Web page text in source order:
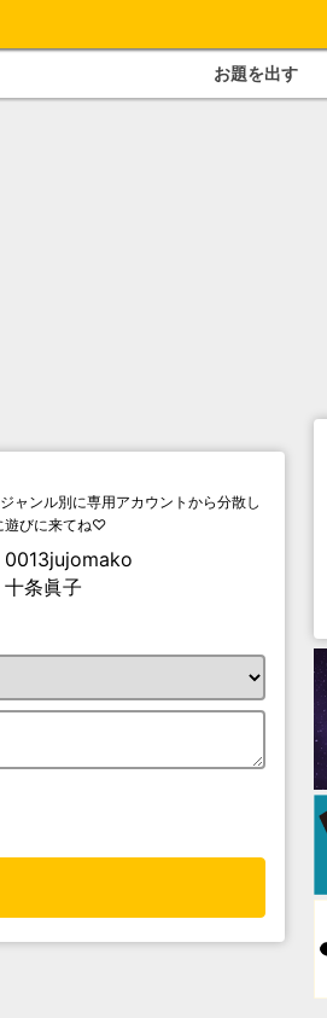
お題を出す
ャンル別に専用アカウントから分散し
遊びに来てね♡
0013jujomako
十条眞子